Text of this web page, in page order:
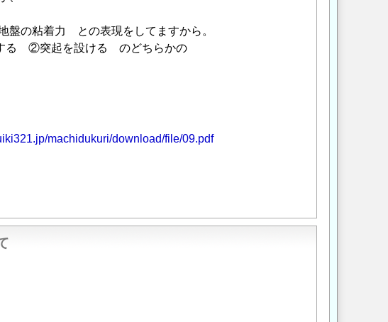
盤の粘着力 との表現をしてますから。
る ②突起を設ける のどちらかの
machidukuri/download/file/09.pdf